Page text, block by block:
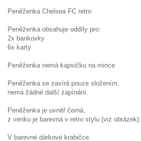
Peněženka Chelsea FC retro
Peněženka obsahuje oddíly pro:
2x bankovky
6x karty
Peněženka nemá kapsičku na mince
Peněženka se zavírá pouze složením,
nemá žádné další zapínání.
Peněženka je uvnitř černá,
z venku je barevná v retro stylu (viz obrázek).
V barevné dárkové krabičce.